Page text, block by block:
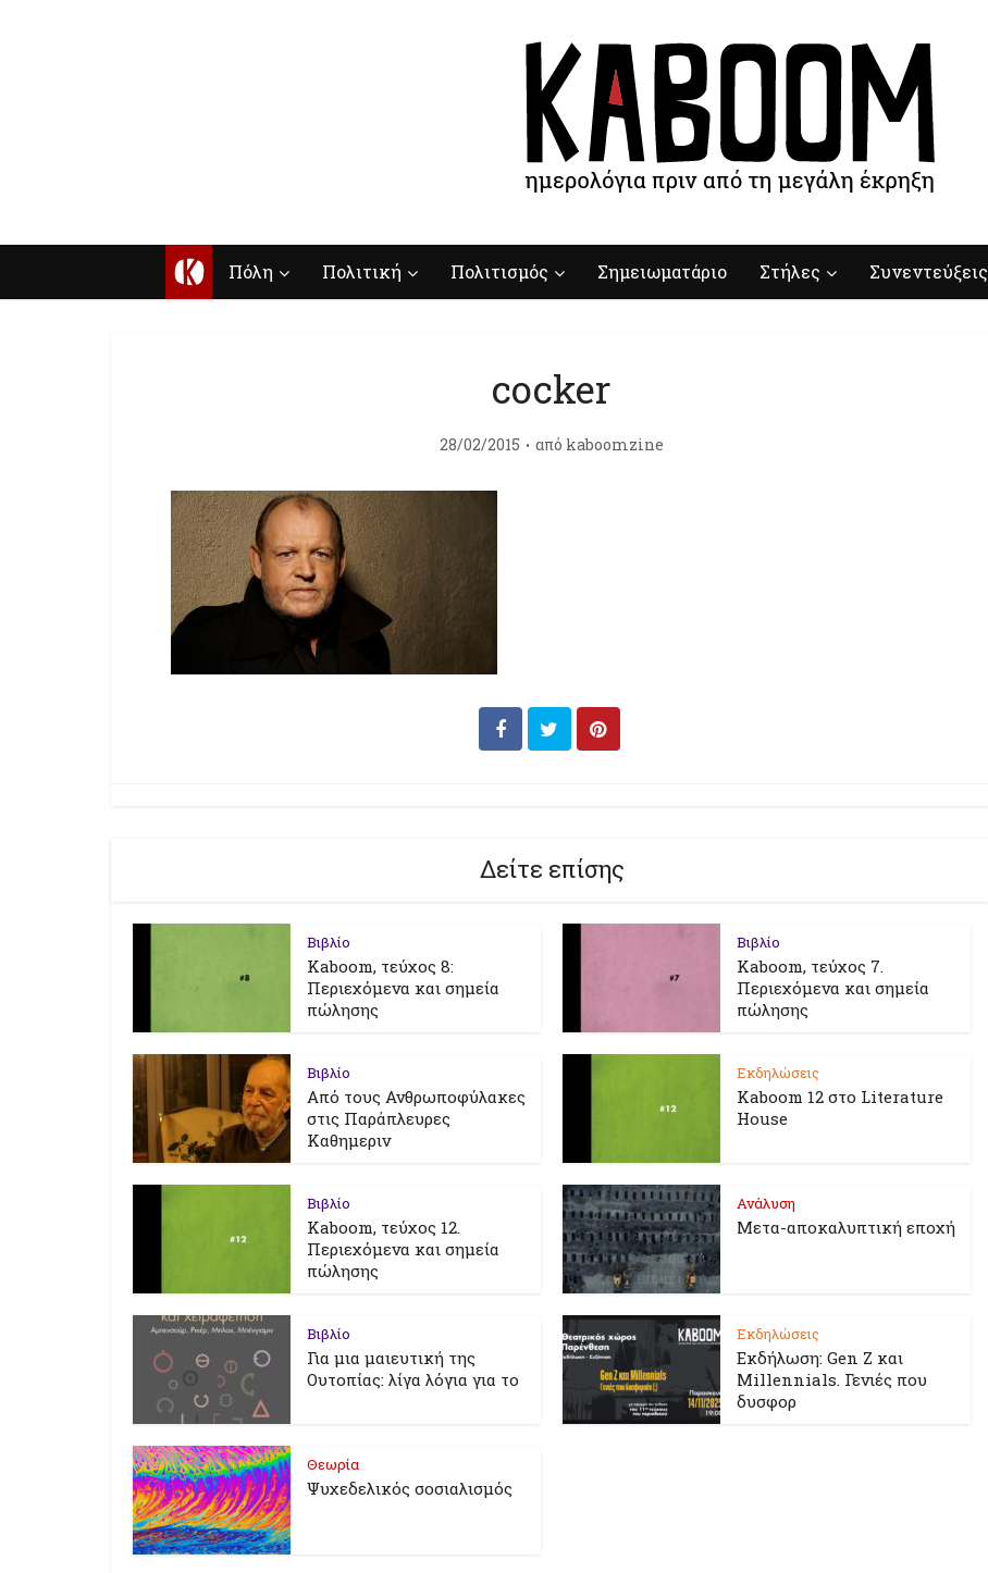
Κ Πόλη Πολιτική Πολιτισμός Σημειωματάριο Στήλες Συνεντεύξεις
cocker
28/02/2015 από kaboomzine
Δείτε επίσης
Βιβλίο
Kaboom, τεύχος 8:
Περιεχόμενα και σημεία
πώλησης
Βιβλίο
Kaboom, τεύχος 7.
Περιεχόμενα και σημεία
πώλησης
Βιβλίο
Από τους Ανθρωποφύλακες
στις Παράπλευρες
Καθημεριν
Εκδηλώσεις
Kaboom 12 στο Literature
House
Βιβλίο
Kaboom, τεύχος 12.
Περιεχόμενα και σημεία
πώλησης
Ανάλυση
Μετα-αποκαλυπτική εποχή
Βιβλίο
Για μια μαιευτική της
Ουτοπίας: λίγα λόγια για το
Εκδηλώσεις
Εκδήλωση: Gen Z και
Millennials. Γενιές που
δυσφορ
Θεωρία
Ψυχεδελικός σοσιαλισμός